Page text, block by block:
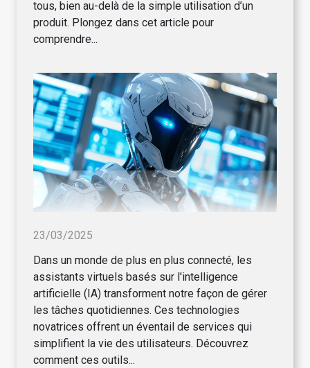
tous, bien au-delà de la simple utilisation d’un
produit. Plongez dans cet article pour
comprendre...
23/03/2025
Dans un monde de plus en plus connecté, les
assistants virtuels basés sur l'intelligence
artificielle (IA) transforment notre façon de gérer
les tâches quotidiennes. Ces technologies
novatrices offrent un éventail de services qui
simplifient la vie des utilisateurs. Découvrez
comment ces outils...